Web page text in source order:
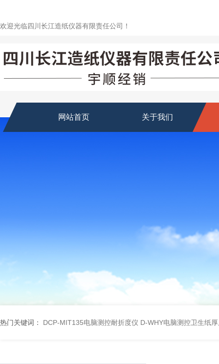
欢迎光临四川长江造纸仪器有限责任公司！
网站首页 关于我们
热门关键词： DCP-MIT135电脑测控耐折度仪 D-WHY电脑测控卫生纸